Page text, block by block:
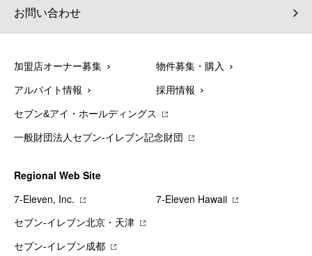
お問い合わせ
加盟店オーナー募集 物件募集・購入
アルバイト情報 採用情報
セブン&アイ・ホールディングス
一般財団法人セブン-イレブン記念財団
Regional Web Site
7‐Eleven, Inc.
7‐Eleven Hawaii
セブン‐イレブン北京・天津
セブン‐イレブン成都